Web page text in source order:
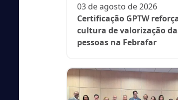
03 de agosto de 2026
Certificação GPTW
cultura de valorização
pessoas na Febrafar